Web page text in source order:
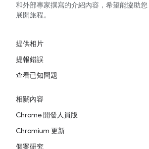
和外部專家撰寫的介紹內容，希望能協助您
展開旅程。
提供相片
提報錯誤
查看已知問題
相關內容
Chrome 開發人員版
Chromium 更新
個案研究